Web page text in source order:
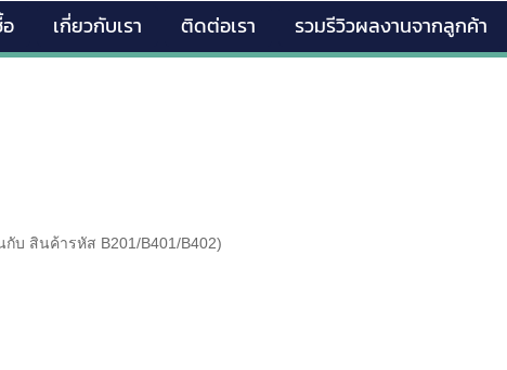
เกี่ยวกับเรา ติดต่อเรา รวมรีวิวผลงานจากลูกค้า
บ สินค้ารหัส B201/B401/B402)